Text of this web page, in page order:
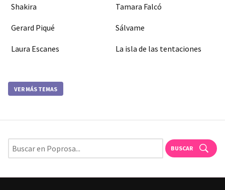
Shakira Tamara Falcó
Gerard Piqué Sálvame
Laura Escanes La isla de las tentaciones
VER MÁS TEMAS
BUSCAR